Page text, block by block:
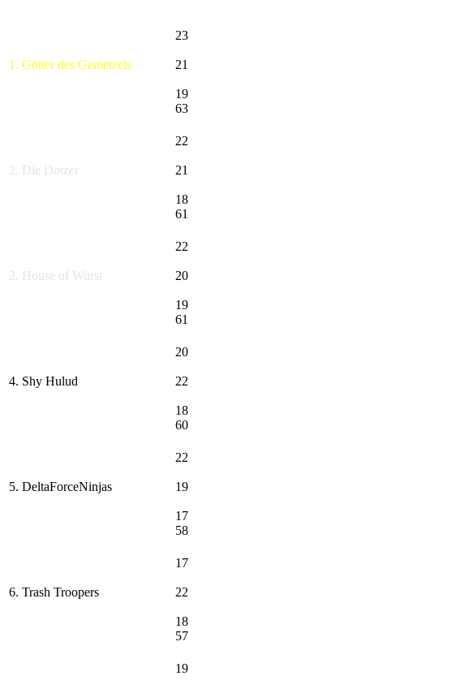
1. Götter des Gemetzels
23
21
19
63
2. Die Dotzer
22
21
18
61
2. House of Wurst
22
20
19
61
4. Shy Hulud
20
22
18
60
5. DeltaForceNinjas
22
19
17
58
6. Trash Troopers
17
22
18
57
19